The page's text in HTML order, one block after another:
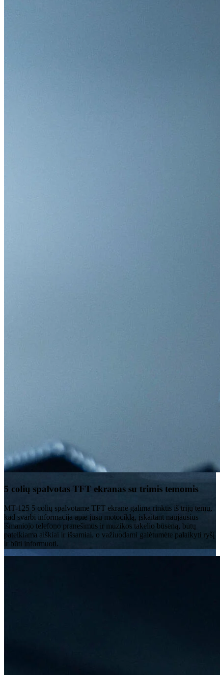
5 colių spalvotas TFT ekranas su trimis temomis
MT-125 5 colių spalvotame TFT ekrane galima rinktis iš trijų temų,
kad svarbi informacija apie jūsų motociklą, įskaitant naujausius
išmaniojo telefono pranešimus ir muzikos takelio būseną, būtų
pateikiama aiškiai ir išsamiai, o važiuodami galėtumėte palaikyti ryšį
ir būti informuoti.